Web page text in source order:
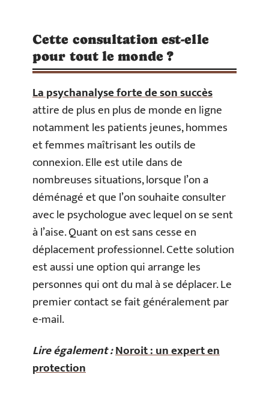
Cette consultation est-elle
pour tout le monde ?
La psychanalyse forte de son succès
attire de plus en plus de monde en ligne
notamment les patients jeunes, hommes
et femmes maîtrisant les outils de
connexion. Elle est utile dans de
nombreuses situations, lorsque l’on a
déménagé et que l’on souhaite consulter
avec le psychologue avec lequel on se sent
à l’aise. Quant on est sans cesse en
déplacement professionnel. Cette solution
est aussi une option qui arrange les
personnes qui ont du mal à se déplacer. Le
premier contact se fait généralement par
e-mail.
Lire également :Noroit : un expert en
protection